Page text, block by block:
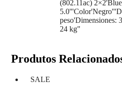
(802.11ac)
peso'Dimensiones:
24 kg"
Produtos
SALE